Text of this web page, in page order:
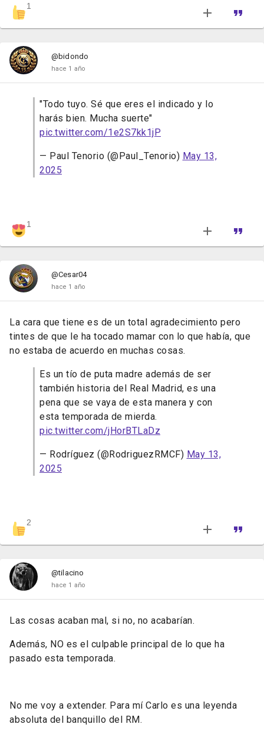
1
@bidondo
hace 1 año
"Todo tuyo. Sé que eres el indicado y lo
harás bien. Mucha suerte"
pic.twitter.com/1e2S7kk1jP
— Paul Tenorio (@Paul_Tenorio) May 13,
2025
1
@Cesar04
hace 1 año
La cara que tiene es de un total agradecimiento pero
tintes de que le ha tocado mamar con lo que había, que
no estaba de acuerdo en muchas cosas.
Es un tío de puta madre además de ser
también historia del Real Madrid, es una
pena que se vaya de esta manera y con
esta temporada de mierda.
pic.twitter.com/jHorBTLaDz
— Rodríguez (@RodriguezRMCF) May 13,
2025
2
@tilacino
hace 1 año
Las cosas acaban mal, si no, no acabarían.
Además, NO es el culpable principal de lo que ha
pasado esta temporada.
No me voy a extender. Para mí Carlo es una leyenda
absoluta del banquillo del RM.